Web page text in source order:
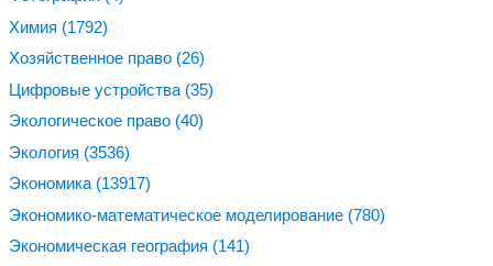
Химия (1792)
Хозяйственное право (26)
Цифровые устройства (35)
Экологическое право (40)
Экология (3536)
Экономика (13917)
Экономико-математическое моделирование (780)
Экономическая география (141)